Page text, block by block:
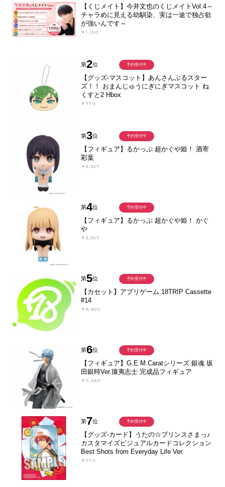
【くじメイト】今井文也のくじメイトVol.4～
チャラめに見える幼馴染、実は一途で独占欲
が強いんです～
￥1,100
第2位
【グッズ-マスコット】あんさんぶるスター
ズ！！ おまんじゅうにぎにぎマスコット ね
くすと2 Hbox
￥770
予約受付中
第3位
【フィギュア】るかっぷ 超かぐや姫！ 酒寄
彩葉
￥3,927
予約受付中
第4位
【フィギュア】るかっぷ 超かぐや姫！ かぐ
や
￥3,927
予約受付中
第5位
【カセット】アプリゲーム 18TRIP Cassette
#14
￥8,800
予約受付中
第6位
【フィギュア】G.E.M.Caratシリーズ 銀魂 坂
田銀時Ver.攘夷志士 完成品フィギュア
￥7,480
予約受付中
第7位
【グッズ-カード】うたの☆プリンスさまっ♪
カスタマイズビジュアルカードコレクション
Best Shots from Everyday Life Ver.
￥770
予約受付中